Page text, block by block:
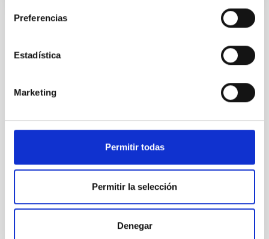
Preferencias
Estadística
Marketing
Permitir todas
Permitir la selección
Denegar
At the IAC we're always
talent.